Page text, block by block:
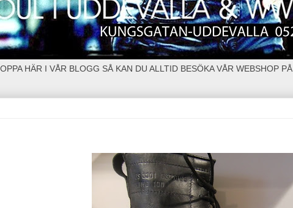
HÄR I VÅR BLOGG SÅ KAN DU ALLTID BESÖKA VÅR WEBSHOP PÅ